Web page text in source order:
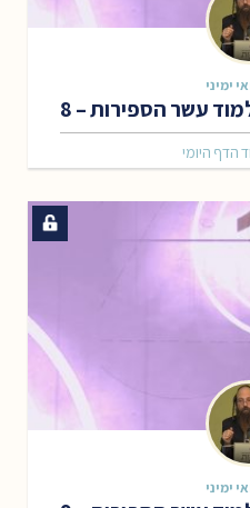
ימיני
עשר הספירות – 8
הדף היומי
ימיני